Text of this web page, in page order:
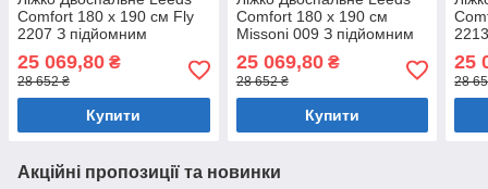
Comfort 180 х 190 см Fly
2207 З підйомним
механізмом та нішою для
білизни Бежевий
25 069,80 ₴
28 652 ₴
Купити
Comfort 180 х 190 см
Missoni 009 З підйомним
механізмом та нішою для
білизни Темно-сірий
25 069,80₴
28 652 ₴
Купити
25
28
Акційні пропозиції та новинки